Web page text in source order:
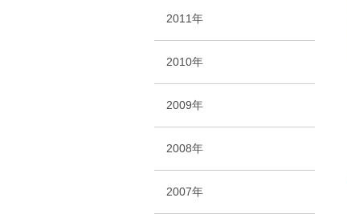
2011年
2010年
2009年
2008年
2007年